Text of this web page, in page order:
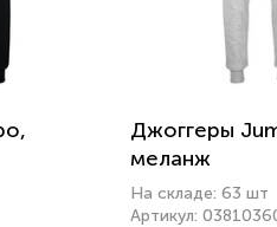
Джоггеры
меланж
На складе: 63 шт
Артикул: